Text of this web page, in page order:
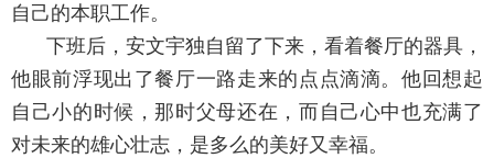
自己的本职工作。
下班后，安文宇独自留了下来，看着餐厅的器具，
他眼前浮现出了餐厅一路走来的点点滴滴。他回想起
自己小的时候，那时父母还在，而自己心中也充满了
对未来的雄心壮志，是多么的美好又幸福。